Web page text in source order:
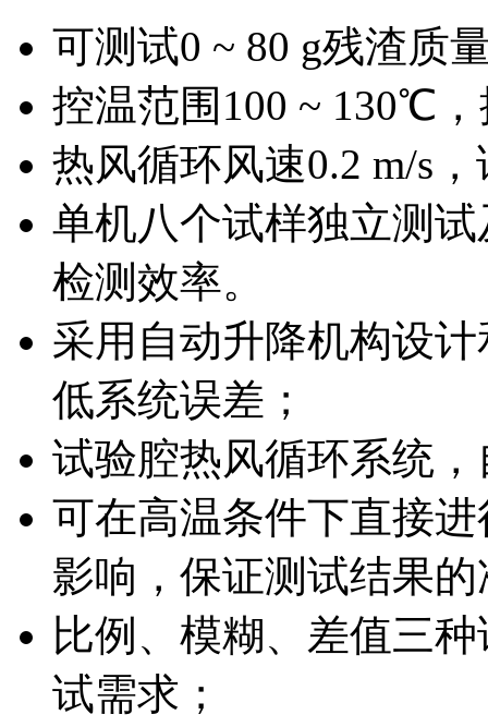
可测试0 ~ 80 g残渣质
控温范围100 ~ 130℃
热风循环风速0.2 m/s
单机八个试样独立测
检测效率。
采用自动升降机构设
低系统误差；
试验腔热风循环系统
可在高温条件下直接
影响，保证测试结果
比例、模糊、差值三
试需求；